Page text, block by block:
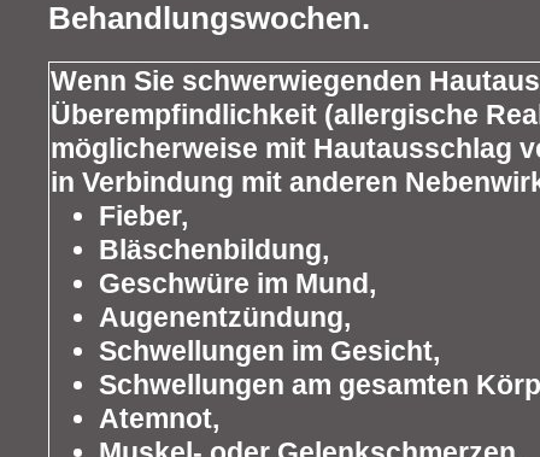
Behandlungswochen.
Wenn Sie schwerwiegenden
Überempfindlichkeit (allergische
möglicherweise mit Hautausschlag
in Verbindung mit anderen
Fieber,
Bläschenbildung,
Geschwüre im Mund,
Augenentzündung,
Schwellungen im Gesicht,
Schwellungen am gesamten
Atemnot,